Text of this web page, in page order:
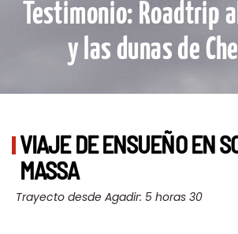
Testimonio: Roadtrip
y las dunas de
VIAJE DE ENSUEÑO EN
MASSA
Trayecto desde Agadir: 5 horas 30